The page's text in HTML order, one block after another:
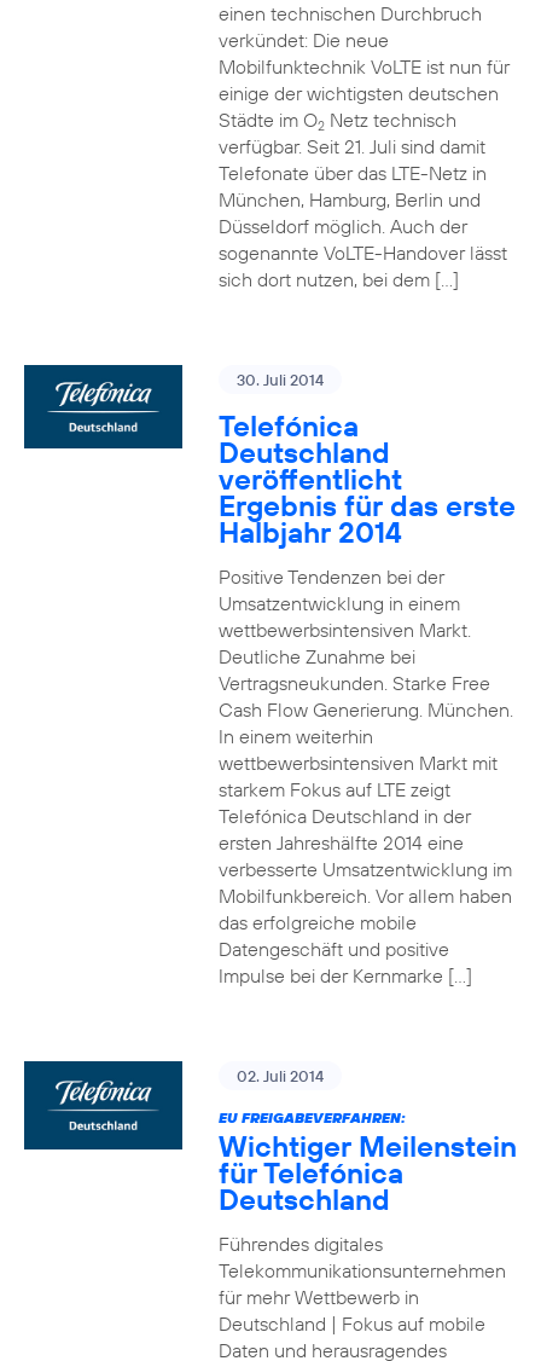
einen technischen Durchbruch
verkündet: Die neue
Mobilfunktechnik VoLTE ist nun für
einige der wichtigsten deutschen
Städte im O2Netz technisch
verfügbar. Seit 21. Juli sind damit
Telefonate über das LTE-Netz in
München, Hamburg, Berlin und
Düsseldorf möglich. Auch der
sogenannte VoLTE-Handover lässt
sich dort nutzen, bei dem […]
30. Juli 2014
Telefónica
Deutschland
veröffentlicht
Ergebnis für das erste
Halbjahr 2014
Positive Tendenzen bei der
Umsatzentwicklung in einem
wettbewerbsintensiven Markt.
Deutliche Zunahme bei
Vertragsneukunden. Starke Free
Cash Flow Generierung. München.
In einem weiterhin
wettbewerbsintensiven Markt mit
starkem Fokus auf LTE zeigt
Telefónica Deutschland in der
ersten Jahreshälfte 2014 eine
verbesserte Umsatzentwicklung im
Mobilfunkbereich. Vor allem haben
das erfolgreiche mobile
Datengeschäft und positive
Impulse bei der Kernmarke […]
02. Juli 2014
EU FREIGABEVERFAHREN:
Wichtiger Meilenstein
für Telefónica
Deutschland
Führendes digitales
Telekommunikationsunternehmen
für mehr Wettbewerb in
Deutschland | Fokus auf mobile
Daten und herausragendes